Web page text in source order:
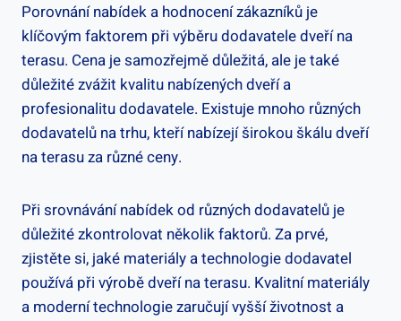
Porovnání nabídek a hodnocení zákazníků je
klíčovým faktorem při výběru dodavatele dveří na
terasu. Cena je samozřejmě důležitá, ale je také
důležité zvážit kvalitu nabízených dveří a
profesionalitu dodavatele. Existuje mnoho různých
dodavatelů na trhu, kteří nabízejí širokou škálu dveří
na terasu za různé ceny.
Při srovnávání nabídek od různých dodavatelů je
důležité zkontrolovat několik faktorů. Za prvé,
zjistěte si, jaké materiály a technologie dodavatel
používá při výrobě dveří na terasu. Kvalitní materiály
a moderní technologie zaručují vyšší životnost a